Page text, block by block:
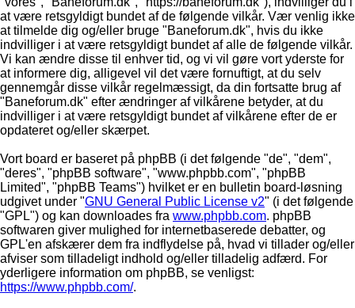
at være retsgyldigt bundet af de følgende vilkår. Vær venlig ikke
at tilmelde dig og/eller bruge "Baneforum.dk", hvis du ikke
indvilliger i at være retsgyldigt bundet af alle de følgende vilkår.
Vi kan ændre disse til enhver tid, og vi vil gøre vort yderste for
at informere dig, alligevel vil det være fornuftigt, at du selv
gennemgår disse vilkår regelmæssigt, da din fortsatte brug af
"Baneforum.dk" efter ændringer af vilkårene betyder, at du
indvilliger i at være retsgyldigt bundet af vilkårene efter de er
opdateret og/eller skærpet.
Vort board er baseret på phpBB (i det følgende "de", "dem",
"deres", "phpBB software", "www.phpbb.com", "phpBB
Limited", "phpBB Teams") hvilket er en bulletin board-løsning
udgivet under "GNU General Public License v2" (i det følgende
"GPL") og kan downloades fra www.phpbb.com. phpBB
softwaren giver mulighed for internetbaserede debatter, og
GPL'en afskærer dem fra indflydelse på, hvad vi tillader og/eller
afviser som tilladeligt indhold og/eller tilladelig adfærd. For
yderligere information om phpBB, se venligst:
https://www.phpbb.com/.